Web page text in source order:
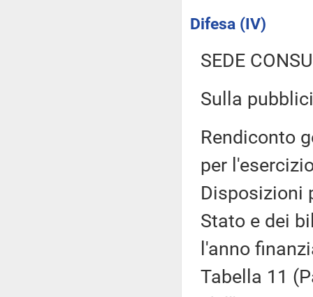
Difesa (IV)
SEDE
Sulla
Rendiconto
per
Disposizioni
Stato e dei
l'anno
Tabella 11